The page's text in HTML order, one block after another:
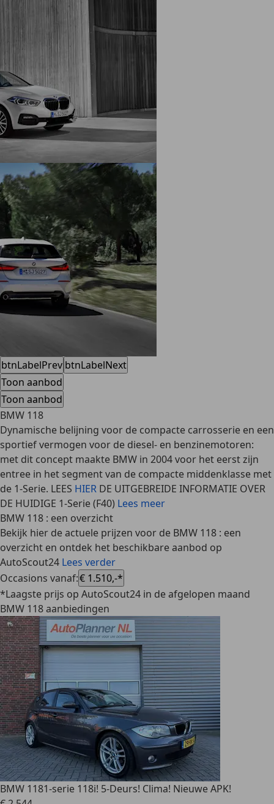
btnLabelPrev btnLabelNext
Toon aanbod
Toon aanbod
BMW 118
Dynamische belijning voor de compacte carrosserie en een
sportief vermogen voor de diesel- en benzinemotoren:
met dit concept maakte BMW in 2004 voor het eerst zijn
entree in het segment van de compacte middenklasse met
de 1-Serie. LEES HIER DE UITGEBREIDE INFORMATIE OVER
DE HUIDIGE 1-Serie (F40) Lees meer
BMW 118 : een overzicht
Bekijk hier de actuele prijzen voor de BMW 118 : een
overzicht en ontdek het beschikbare aanbod op
AutoScout24 Lees verder
Occasions vanaf:€ 1.510,-*
*Laagste prijs op AutoScout24 in de afgelopen maand
BMW 118 aanbiedingen
BMW 1181-serie 118i! 5-Deurs! Clima! Nieuwe APK!